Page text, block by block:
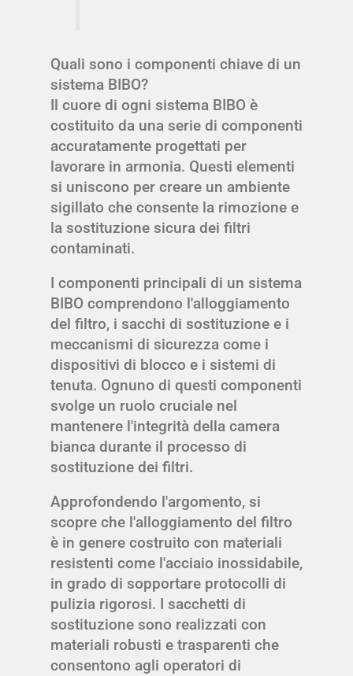
Quali sono i componenti chiave di un
sistema BIBO?
Il cuore di ogni sistema BIBO è
costituito da una serie di componenti
accuratamente progettati per
lavorare in armonia. Questi elementi
si uniscono per creare un ambiente
sigillato che consente la rimozione e
la sostituzione sicura dei filtri
contaminati.
I componenti principali di un sistema
BIBO comprendono l'alloggiamento
del filtro, i sacchi di sostituzione e i
meccanismi di sicurezza come i
dispositivi di blocco e i sistemi di
tenuta. Ognuno di questi componenti
svolge un ruolo cruciale nel
mantenere l'integrità della camera
bianca durante il processo di
sostituzione dei filtri.
Approfondendo l'argomento, si
scopre che l'alloggiamento del filtro
è in genere costruito con materiali
resistenti come l'acciaio inossidabile,
in grado di sopportare protocolli di
pulizia rigorosi. I sacchetti di
sostituzione sono realizzati con
materiali robusti e trasparenti che
consentono agli operatori di